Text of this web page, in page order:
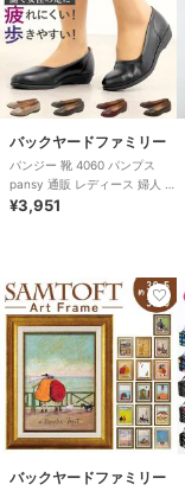
バックヤードファミリー
パンジー 靴 4060 パンプス
pansy 通販 レディース 婦人 痛
くない ローヒール 通勤 リ
¥3,951
バックヤードファミリー